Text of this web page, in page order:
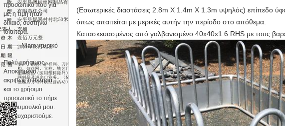
προσωπικό που για
με, η τιμή ήταν
δίκαιο, συστήνω
ιδιαίτερα.
—— Niam νευρικό
Πολύ χρήσιμος.
Αποκτημένο
ακριβώς τι θέλησα
και το χρήσιμο
προσωπικό το πήρε
στο ρυμουλκό μου.
Σας ευχαριστούμε.
(Εσωτερικές διαστάσεις 2.8m X 1.4m X 1.3m υψηλός) επίπεδο
όπως απαιτείται με μερικές αυτήν την περίοδο στο απόθεμα.
Κατασκευασμένος από γαλβανισμένο 40x40x1.6 RHS με τους